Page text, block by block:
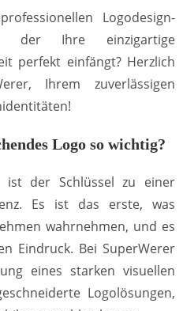
Logodesign-
der Ihre einzigartige
perfekt einfängt? Herzlich
Ihrem zuverlässigen
Logo so wichtig?
ist der Schlüssel zu einer
Es ist das erste, was
wahrnehmen, und es
Eindruck. Bei SuperWerer
eines starken visuellen
Logolösungen,